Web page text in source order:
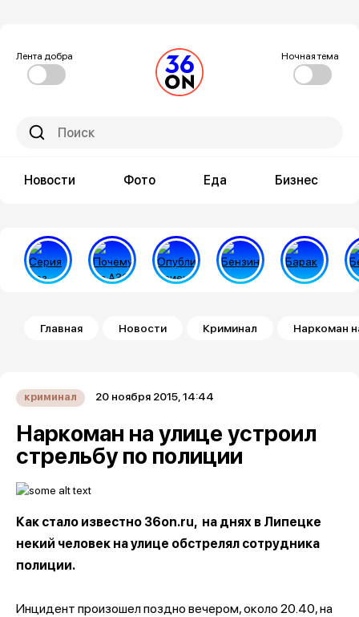
Лента добра Ночная тема
Новости Фото Еда Бизнес
Строка навигации
Главная Новости Криминал Наркоман
криминал 20 ноября 2015, 14:44
Наркоман на улице устроил
стрельбу по полиции
Как стало известно 36on.ru, на днях в Липецке
некий человек на улице обстрелял сотрудника
полиции.
Инцидент произошел поздно вечером, около 20.40, на